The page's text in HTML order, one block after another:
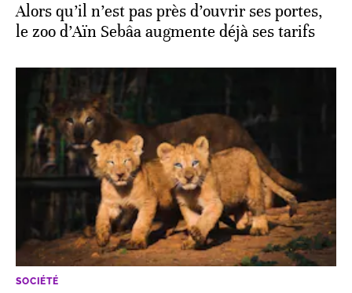
Alors qu’il n’est pas près d’ouvrir ses portes,
le zoo d’Aïn Sebâa augmente déjà ses tarifs
SOCIÉTÉ